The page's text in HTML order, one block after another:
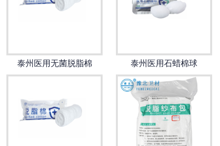
泰州医用手套
泰州防护用品
泰州其他卫材
泰州新品推荐
泰州医用无菌脱脂棉 泰州医用石蜡棉球